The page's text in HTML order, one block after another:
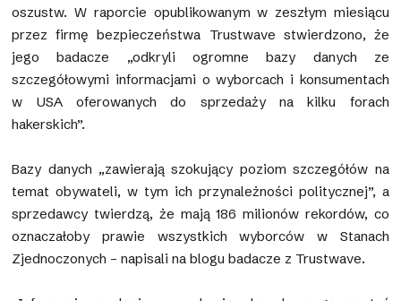
oszustw. W raporcie opublikowanym w zeszłym miesiącu
przez firmę bezpieczeństwa Trustwave stwierdzono, że
jego badacze „odkryli ogromne bazy danych ze
szczegółowymi informacjami o wyborcach i konsumentach
w USA oferowanych do sprzedaży na kilku forach
hakerskich”.
Bazy danych „zawierają szokujący poziom szczegółów na
temat obywateli, w tym ich przynależności politycznej”, a
sprzedawcy twierdzą, że mają 186 milionów rekordów, co
oznaczałoby prawie wszystkich wyborców w Stanach
Zjednoczonych – napisali na blogu badacze z Trustwave.